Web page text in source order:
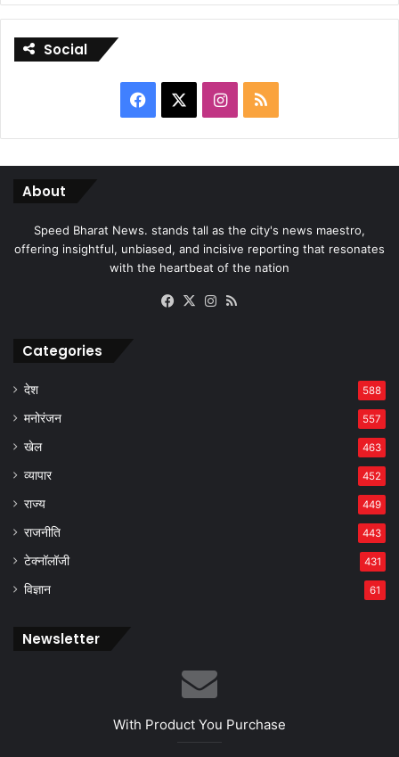
Social
Facebook Instagram
RSS
About
Speed Bharat News. stands tall as the city's news maestro,
offering insightful, unbiased, and incisive reporting that resonates
with the heartbeat of the nation
Facebook
X Instagram
Categories
देश 588
मनोरंजन 557
खेल 463
व्यापार 452
राज्य 449
राजनीति 443
टेक्नॉलॉजी 431
विज्ञान 61
Newsletter
With Product You Purchase